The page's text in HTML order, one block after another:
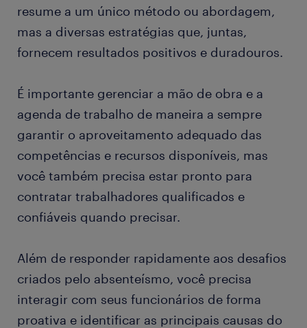
resume a um único método ou abordagem,
mas a diversas estratégias que, juntas,
fornecem resultados positivos e duradouros.
É importante gerenciar a mão de obra e a
agenda de trabalho de maneira a sempre
garantir o aproveitamento adequado das
competências e recursos disponíveis, mas
você também precisa estar pronto para
contratar trabalhadores qualificados e
confiáveis quando precisar.
Além de responder rapidamente aos desafios
criados pelo absenteísmo, você precisa
interagir com seus funcionários de forma
proativa e identificar as principais causas do